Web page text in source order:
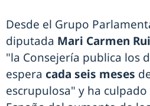
Desde el Grupo
diputada Mari Carmen
"la Consejería publica los
espera cada seis meses
escrupulosa" y ha